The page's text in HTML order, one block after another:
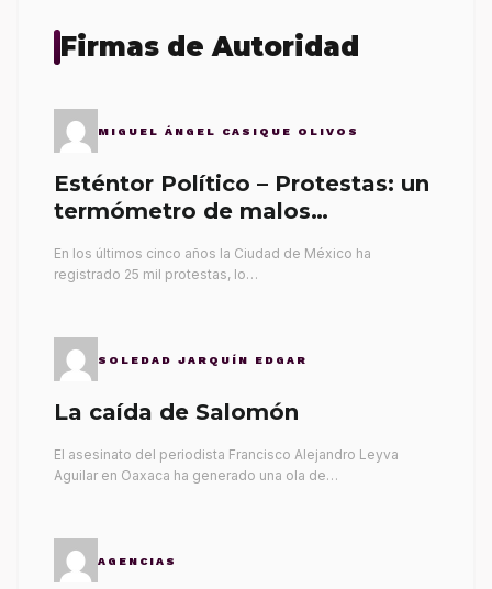
Firmas de Autoridad
MIGUEL ÁNGEL CASIQUE OLIVOS
Esténtor Político – Protestas: un
termómetro de malos
En los últimos cinco años la Ciudad de México ha
registrado 25 mil protestas, lo…
SOLEDAD JARQUÍN EDGAR
La caída de Salomón
El asesinato del periodista Francisco Alejandro Leyva
Aguilar en Oaxaca ha generado una ola de…
AGENCIAS